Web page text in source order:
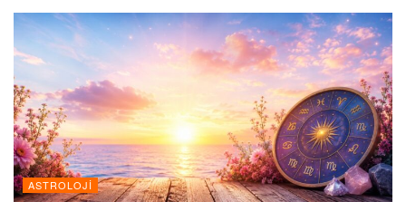
ASTROLOJI